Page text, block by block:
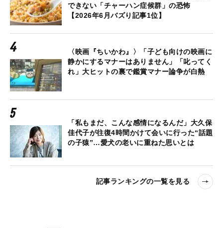
できない「チャーハン症候群」の恐怖
【2026年6月バズり記事1位】
〈映画『ちいかわ』〉「子ども向けの映画に
静かにするマナーはありません」「叱ってく
れ」大ヒットの裏で鑑賞マナー論争が白熱
「私もまだ、こんな感情になるんだ」大久保
佳代子が往復4時間かけて会いに行った“話題
の子猿”…愛犬の老いに重ねた思いとは
記事ランキングの一覧を見る